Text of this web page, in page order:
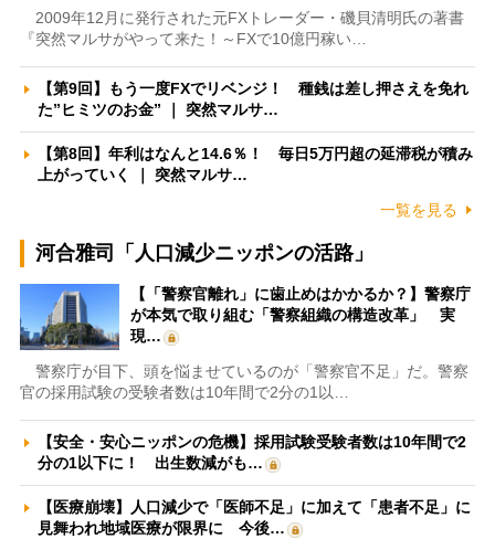
2009年12月に発行された元FXトレーダー・磯貝清明氏の著書
『突然マルサがやって来た！～FXで10億円稼い…
【第9回】もう一度FXでリベンジ！ 種銭は差し押さえを免れ
た”ヒミツのお金” ｜ 突然マルサ…
【第8回】年利はなんと14.6％！ 毎日5万円超の延滞税が積み
上がっていく ｜ 突然マルサ…
一覧を見る
河合雅司「人口減少ニッポンの活路」
【「警察官離れ」に歯止めはかかるか？】警察庁
が本気で取り組む「警察組織の構造改革」 実
現…
警察庁が目下、頭を悩ませているのが「警察官不足」だ。警察
官の採用試験の受験者数は10年間で2分の1以…
【安全・安心ニッポンの危機】採用試験受験者数は10年間で2
分の1以下に！ 出生数減がも…
【医療崩壊】人口減少で「医師不足」に加えて「患者不足」に
見舞われ地域医療が限界に 今後…